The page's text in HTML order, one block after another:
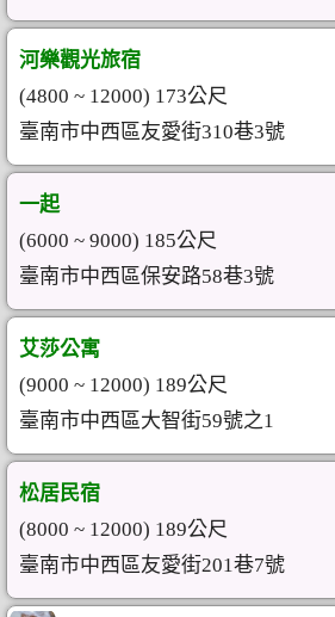
河樂觀光旅宿
(4800 ~ 12000) 173公尺
臺南市中西區友愛街310巷3號
一起
(6000 ~ 9000) 185公尺
臺南市中西區保安路58巷3號
艾莎公寓
(9000 ~ 12000) 189公尺
臺南市中西區大智街59號之1
松居民宿
(8000 ~ 12000) 189公尺
臺南市中西區友愛街201巷7號